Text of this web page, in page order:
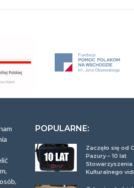
POPULARNE:
Zaczęło się od
Pazury – 10 lat
Stowarzyszenia
Kulturalnego